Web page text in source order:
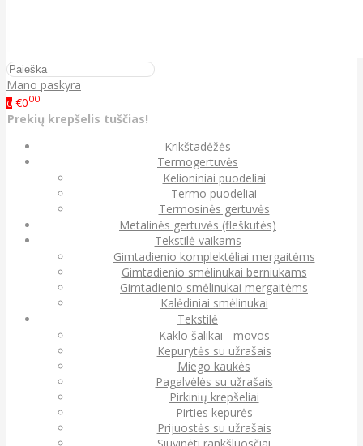
Mano paskyra
0 €000
Prekių krepšelis tuščias!
Krikštadėžės
Termogertuvės
Kelioniniai puodeliai
Termo puodeliai
Termosinės gertuvės
Metalinės gertuvės (fleškutės)
Tekstilė vaikams
Gimtadienio komplektėliai mergaitėms
Gimtadienio smėlinukai berniukams
Gimtadienio smėlinukai mergaitėms
Kalėdiniai smėlinukai
Tekstilė
Kaklo šalikai - movos
Kepurytės su užrašais
Miego kaukės
Pagalvėlės su užrašais
Pirkinių krepšeliai
Pirties kepurės
Prijuostės su užrašais
Siuvinėti rankšluosčiai